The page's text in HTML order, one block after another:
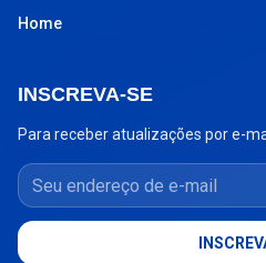
Home
INSCREVA-SE
Para receber atualizações por e-
Seu endereço de e-mail